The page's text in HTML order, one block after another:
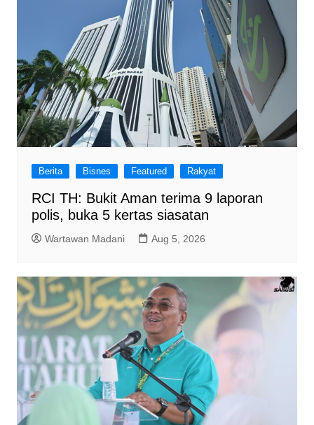
Berita Bisnes Featured Rakyat
RCI TH: Bukit Aman terima 9 laporan
polis, buka 5 kertas siasatan
Wartawan Madani Aug 5, 2026